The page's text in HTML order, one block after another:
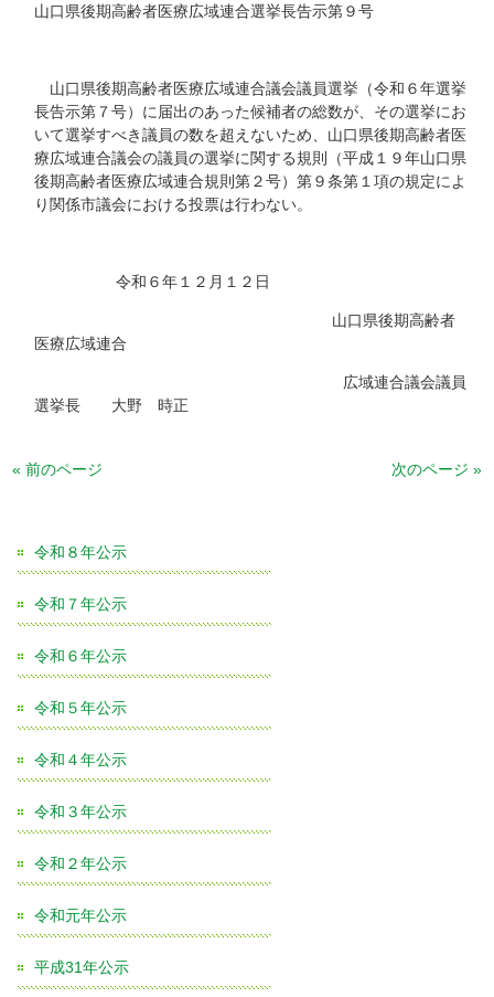
山口県後期高齢者医療広域連合選挙長告示第９号
山口県後期高齢者医療広域連合議会議員選挙（令和６年選挙
長告示第７号）に届出のあった候補者の総数が、その選挙にお
いて選挙すべき議員の数を超えないため、山口県後期高齢者医
療広域連合議会の議員の選挙に関する規則（平成１９年山口県
後期高齢者医療広域連合規則第２号）第９条第１項の規定によ
り関係市議会における投票は行わない。
令和６年１２月１２日
山口県後期高齢者
医療広域連合
広域連合議会議員
選挙長 大野 時正
« 前のページ 次のページ »
令和８年公示
令和７年公示
令和６年公示
令和５年公示
令和４年公示
令和３年公示
令和２年公示
令和元年公示
平成31年公示